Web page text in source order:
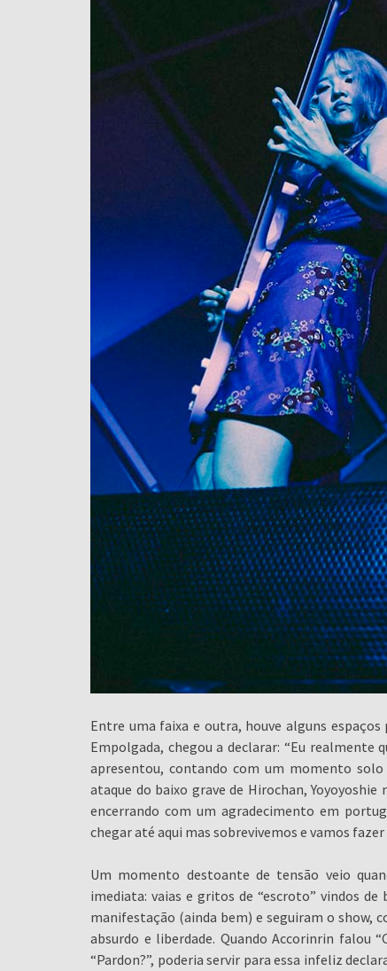
Entre uma faixa e outra, houve alguns
Empolgada, chegou a declarar: “Eu realmente
apresentou, contando com um momento
ataque do baixo grave de Hirochan,
encerrando com um agradecimento em
chegar até aqui mas sobrevivemos e vamos fazer
Um momento destoante de tensão veio
imediata: vaias e gritos de “escroto” vindos
manifestação (ainda bem) e seguiram o show,
absurdo e liberdade. Quando Accorinrin falou
“Pardon?”, poderia servir para essa infeliz